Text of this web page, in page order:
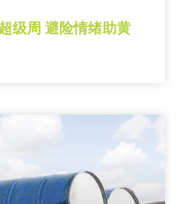
级周 避险情绪助黄